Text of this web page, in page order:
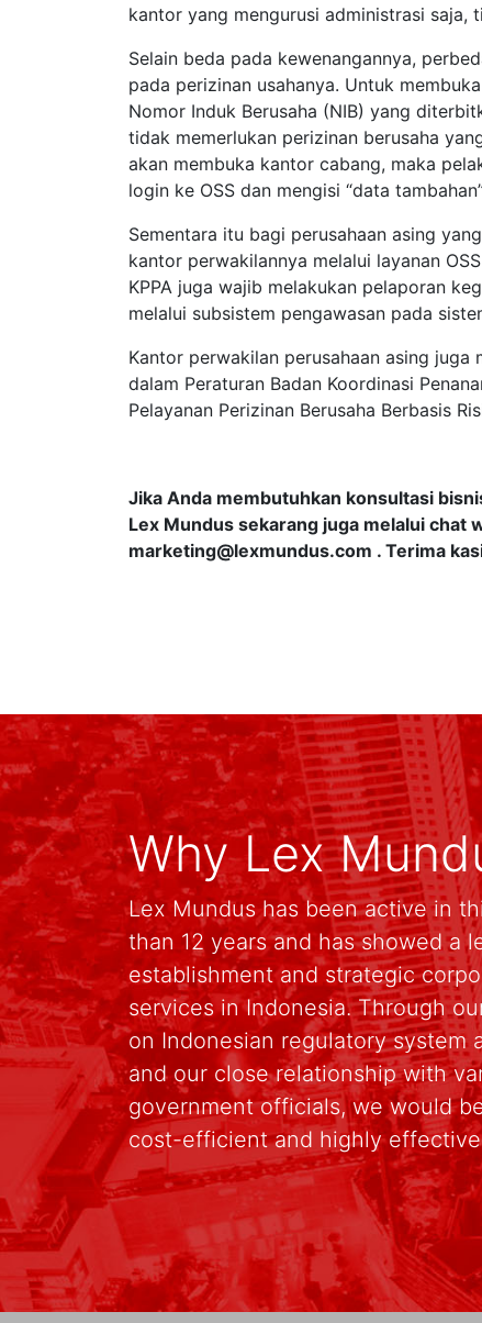
kantor yang mengurusi administrasi saja,
Selain beda pada kewenangannya,
pada perizinan usahanya. Untuk
Nomor Induk Berusaha (NIB) yang
tidak memerlukan perizinan berusaha
akan membuka kantor cabang, maka
login ke OSS dan mengisi “data
Sementara itu bagi perusahaan asing
kantor perwakilannya melalui layanan
KPPA juga wajib melakukan pelaporan
melalui subsistem pengawasan pada
Kantor perwakilan perusahaan asing
dalam Peraturan Badan Koordinasi
Pelayanan Perizinan Berusaha Berbasis
Jika Anda membutuhkan konsultasi
Lex Mundus sekarang juga melalui chat
marketing@lexmundus.com . Terima
Why Lex
Lex Mundus has been active in
than 12 years and has showed a
establishment and strategic
services in Indonesia. Through
on Indonesian regulatory system
and our close relationship with
government officials, we would
cost-efficient and highly